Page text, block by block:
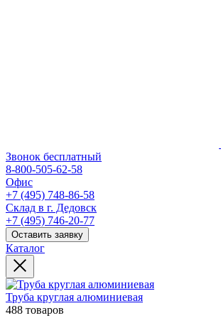
Звонок бесплатный
8-800-505-62-58
Офис
+7 (495) 748-86-58
Склад в г. Дедовск
+7 (495) 746-20-77
Оставить заявку
Каталог
Труба круглая алюминиевая
488 товаров